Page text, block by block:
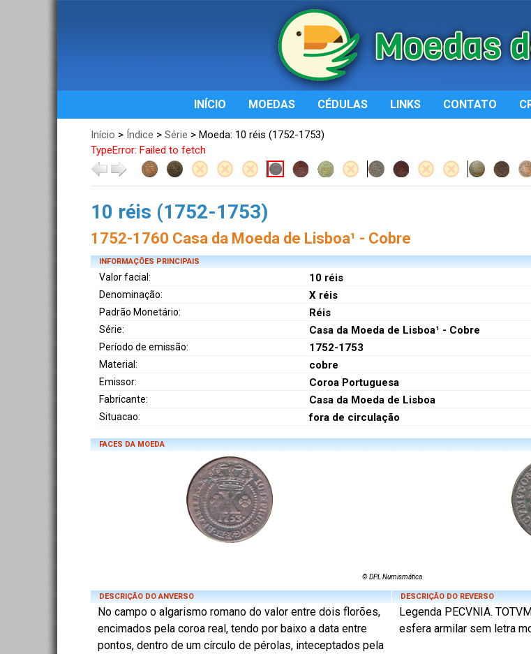
INÍCIO MOEDAS CÉDULAS LINKS CONTATO
Início > Índice > Série > Moeda: 10 réis (1752-1753)
TypeError: Failed to fetch
10 réis (1752-1753)
1752-1760 Casa da Moeda de Lisboa¹ - Cobre
INFORMAÇÕES PRINCIPAIS
Valor facial: 10 réis
Denominação: X réis
Padrão Monetário: Réis
Série: Casa da Moeda de Lisboa¹ - Cobre
Período de emissão: 1752-1753
Material: cobre
Emissor: Coroa Portuguesa
Fabricante: Casa da Moeda de Lisboa
Situacao: fora de circulação
FACES DA MOEDA
© DPL Numismática
DESCRIÇÃO DO ANVERSO
No campo o algarismo romano do valor entre dois florões,
encimados pela coroa real, tendo por baixo a data entre
pontos, dentro de um círculo de pérolas, inteceptados pela
DESCRIÇÃO DO REVERSO
Legenda PECVNIA.
esfera armilar sem letra